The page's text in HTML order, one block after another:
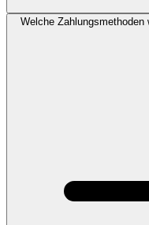
Welche Zahlungsmethoden